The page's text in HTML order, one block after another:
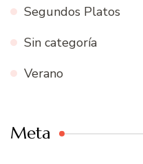
Segundos Platos
Sin categoría
Verano
Meta